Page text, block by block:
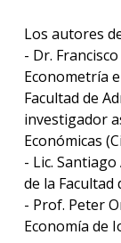
Los autores
- Dr.
Econometría
Facultad de
investigador
Económicas
- Lic.
de la Facultad
- Prof. Peter
Economía de